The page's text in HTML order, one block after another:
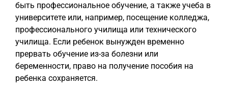
быть профессиональное обучение, а также учеба в
университете или, например, посещение колледжа,
профессионального училища или технического
училища. Если ребенок вынужден временно
прервать обучение из-за болезни или
беременности, право на получение пособия на
ребенка сохраняется.